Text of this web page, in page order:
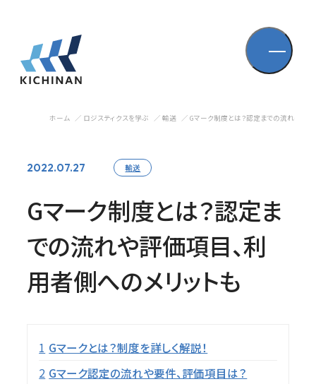
ホーム ロジスティクスを学ぶ 輸送 Gマーク制度とは？認定までの流れや評
2022.07.27 輸送
Gマーク制度とは？認定ま
での流れや評価項目、利
用者側へのメリットも
目次
1 Gマークとは？制度を詳しく解説！
2 Gマーク認定の流れや要件、評価項目は？